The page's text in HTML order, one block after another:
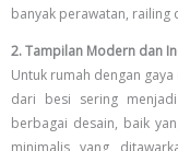
banyak perawatan,
2. Tampilan Modern dan
Untuk rumah dengan
dari besi sering
berbagai desain, baik
minimalis yang